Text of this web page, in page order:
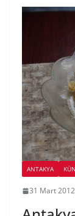
ANTAKYA
31 Mart 2012